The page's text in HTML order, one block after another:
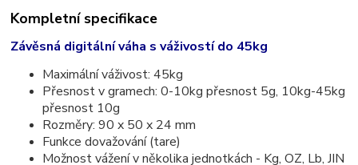
Kompletní specifikace
Závěsná digitální váha s váživostí do 45kg
Maximální váživost: 45kg
Přesnost v gramech: 0-10kg přesnost 5g, 10kg-45kg
přesnost 10g
Rozměry: 90 x 50 x 24 mm
Funkce dovažování (tare)
Možnost vážení v několika jednotkách - Kg, OZ, Lb, JIN